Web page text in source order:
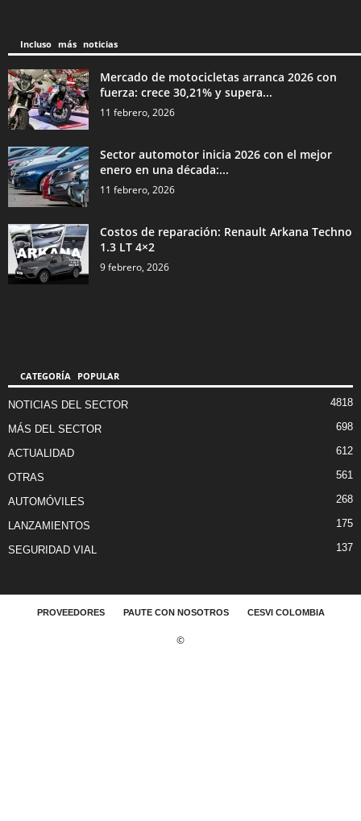
Incluso más noticias
Mercado de motocicletas arranca 2026 con
fuerza: crece 30,21% y supera...
11 febrero, 2026
Sector automotor inicia 2026 con el mejor
enero en una década:...
11 febrero, 2026
Costos de reparación: Renault Arkana Techno
1.3 LT 4×2
9 febrero, 2026
CATEGORÍA POPULAR
NOTICIAS DEL SECTOR 4818
MÁS DEL SECTOR 698
ACTUALIDAD 612
OTRAS 561
AUTOMÓVILES 268
LANZAMIENTOS 175
SEGURIDAD VIAL 137
PROVEEDORES PAUTE CON NOSOTROS CESVI COLOMBIA
©